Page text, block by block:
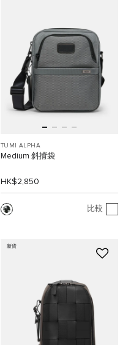
TUMI ALPHA
Medium 斜揹袋
HK$2,850
比較
新貨